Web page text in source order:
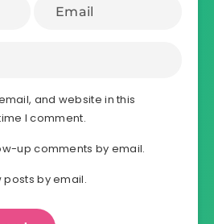
and website in this
I comment.
up comments by email.
posts by email.